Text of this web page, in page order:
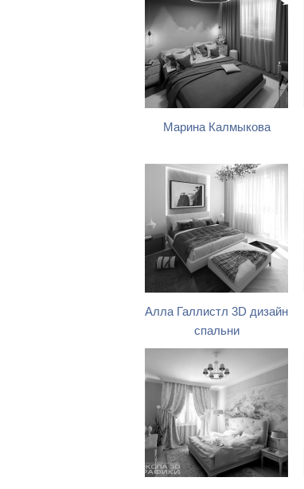
Марина Калмыкова
Алла Галлистл 3D дизайн
спальни